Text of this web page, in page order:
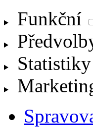
Funkční
Statistiky